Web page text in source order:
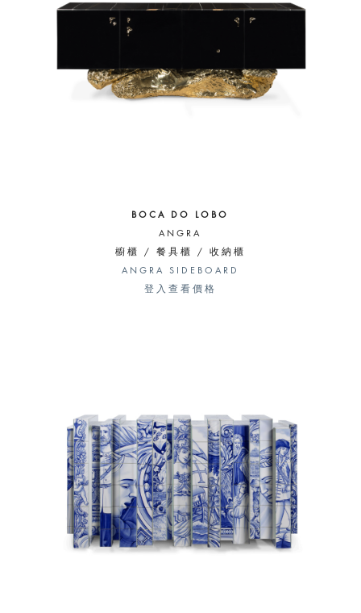
BOCA DO LOBO
ANGRA
櫥櫃 / 餐具櫃 / 收納櫃
ANGRA SIDEBOARD
登入查看價格